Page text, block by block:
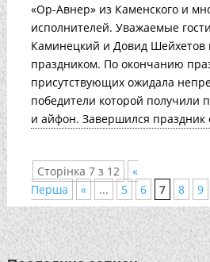
«Ор-Авнер» из Каменского и
исполнителей. Уважаемые
Каминецкий и Довид Шейхетов
праздником. По окончанию
присутствующих ожидала
победители которой получили
и айфон. Завершился праздник
Сторінка 7 з 12
«
Перша
« ... 5 6 7 8 9